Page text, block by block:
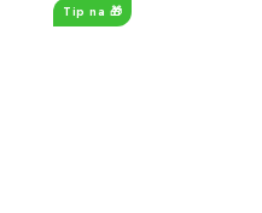
muže - 2 varianty
Tip na 🎁